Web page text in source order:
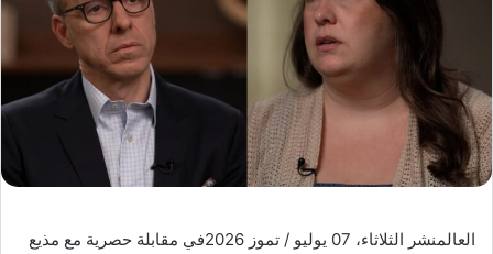
العالمنشر الثلاثاء، 07 يوليو / تموز 2026في مقابلة حصرية مع مذيع